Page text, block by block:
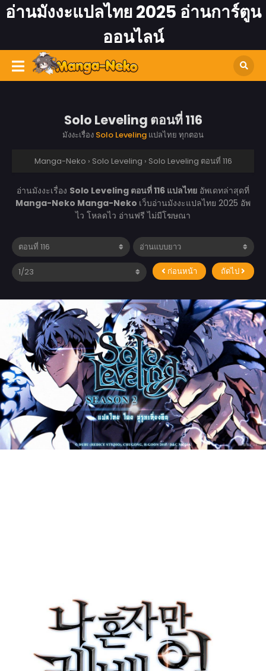
อ่านมังงะแปลไทย 2025 อ่านการ์ตูน
ออนไลน์
Solo Leveling ตอนที่ 116
มังงะเรื่อง Solo Leveling แปลไทย ทุกตอน
Manga-Neko › Solo Leveling › Solo Leveling ตอนที่ 116
อ่านมังงะเรื่อง Solo Leveling ตอนที่ 116 แปลไทย อัพเดทล่าสุดที่
Manga-Neko Manga-Neko เว็บอ่านมังงะแปลไทย 2025 อัพ
ไว โหลดไว อ่านฟรี ไม่มีโฆษณา
ก่อนหน้า ถัดไป